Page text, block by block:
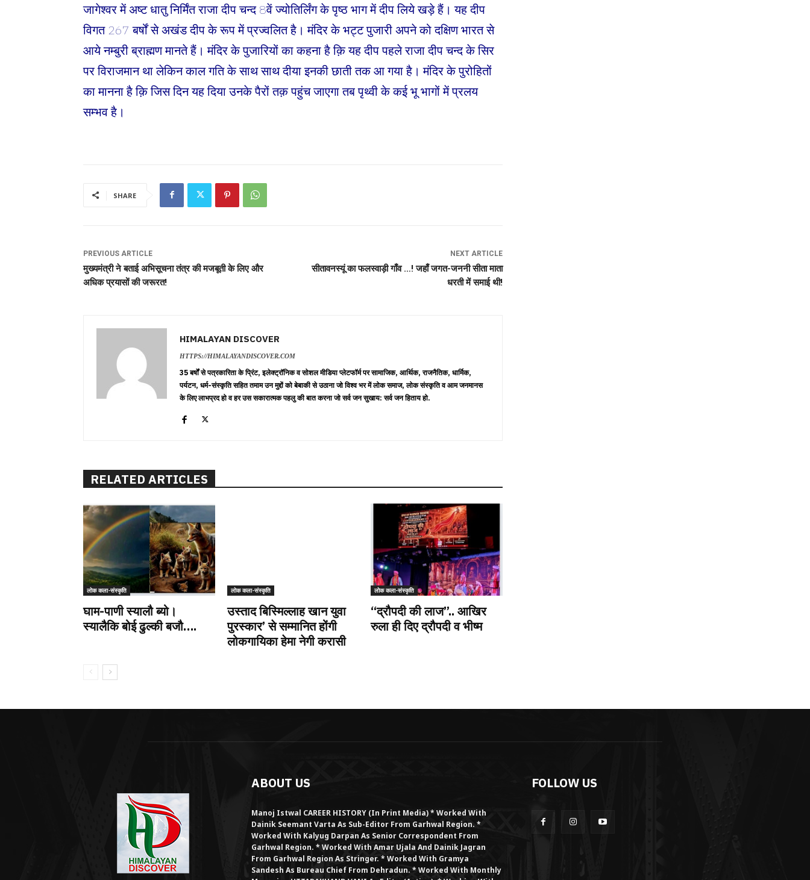
जागेश्वर में अष्ट धातु निर्मिंत राजा दीप चन्द 8वें ज्योतिर्लिंग के पृष्ठ भाग में दीप लिये खड़े हैं। यह दीप
विगत 267 बर्षों से अखंड दीप के रूप में प्रज्वलित है। मंदिर के भट्ट पुजारी अपने को दक्षिण भारत से
आये नम्बुरी ब्राह्मण मानते हैं। मंदिर के पुजारियों का कहना है क़ि यह दीप पहले राजा दीप चन्द के सिर
पर विराजमान था लेकिन काल गति के साथ साथ दीया इनकी छाती तक आ गया है। मंदिर के पुरोहितों
का मानना है क़ि जिस दिन यह दिया उनके पैरों तक़ पहुंच जाएगा तब पृथ्वी के कई भू भागों में प्रलय
सम्भव है।
SHARE
PREVIOUS ARTICLE
मुख्यमंत्री ने बताई अभिसूचना तंत्र की मजबूती के लिए और
अधिक प्रयासों की जरूरत!
NEXT ARTICLE
सीतावनस्यूं का फलस्वाड़ी गाँव …! जहाँ जगत-जननी सीता माता
धरती में समाई थी!
HIMALAYAN DISCOVER
HTTPS://HIMALAYANDISCOVER.COM
35 बर्षों से पत्रकारिता के प्रिंट, इलेक्ट्रॉनिक व सोशल मीडिया प्लेटफॉर्म पर सामाजिक, आर्थिक, राजनैतिक, धार्मिक,
पर्यटन, धर्म-संस्कृति सहित तमाम उन मुद्दों को बेबाकी से उठाना जो विश्व भर में लोक समाज, लोक संस्कृति व आम जनमानस
के लिए लाभप्रद हो व हर उस सकारात्मक पहलु की बात करना जो सर्व जन सुखाय: सर्व जन हिताय हो.
RELATED ARTICLES
लोक कला-संस्कृति
घाम-पाणी स्यालौ ब्यो।
स्यालैकि बोई ढुल्की बजौ….
लोक कला-संस्कृति
उस्ताद बिस्मिल्लाह खान युवा
पुरस्कार’ से सम्मानित होंगी
लोकगायिका हेमा नेगी करासी
लोक कला-संस्कृति
“द्रौपदी की लाज”.. आखिर
रुला ही दिए द्रौपदी व भीष्म
ABOUT US
Manoj Istwal CAREER HISTORY (in Print Media) * Worked With
Dainik Seemant Varta As Sub-Editor From Garhwal Region. *
Worked With Kalyug Darpan As Senior Correspondent From
Garhwal Region. * Worked With Amar Ujala And Dainik Jagran
From Garhwal Region As Stringer. * Worked With Gramya
Sandesh As Bureau Chief From Dehradun. * Worked With Monthly
FOLLOW US